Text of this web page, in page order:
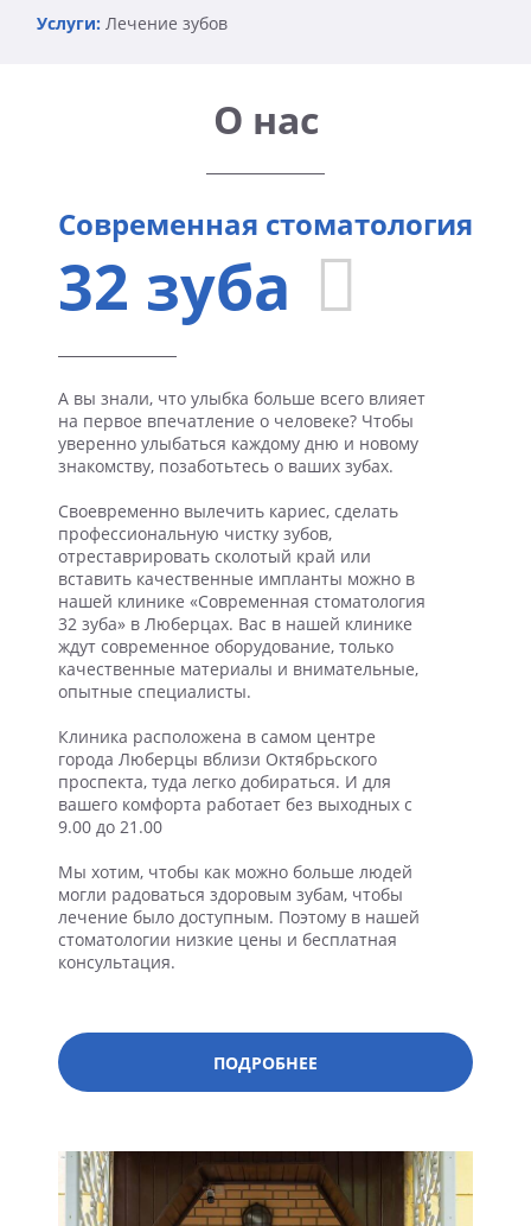
Услуги: Лечение зубов
О нас
Современная стоматология
32 зуба
А вы знали, что улыбка больше всего влияет
на первое впечатление о человеке? Чтобы
уверенно улыбаться каждому дню и новому
знакомству, позаботьтесь о ваших зубах.
Своевременно вылечить кариес, сделать
профессиональную чистку зубов,
отреставрировать сколотый край или
вставить качественные импланты можно в
нашей клинике «Современная стоматология
32 зуба» в Люберцах. Вас в нашей клинике
ждут современное оборудование, только
качественные материалы и внимательные,
опытные специалисты.
Клиника расположена в самом центре
города Люберцы вблизи Октябрьского
проспекта, туда легко добираться. И для
вашего комфорта работает без выходных с
9.00 до 21.00
Мы хотим, чтобы как можно больше людей
могли радоваться здоровым зубам, чтобы
лечение было доступным. Поэтому в нашей
стоматологии низкие цены и бесплатная
консультация.
ПОДРОБНЕЕ